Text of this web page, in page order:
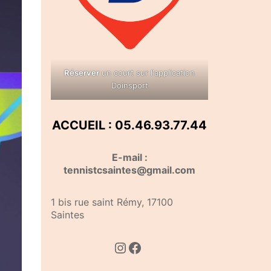
Réserverun court sur l'application
Doinsport
ACCUEIL : 05.46.93.77.44
E-mail :
tennistcsaintes@gmail.com
1 bis rue saint Rémy, 17100
Saintes
Instagram
Facebook